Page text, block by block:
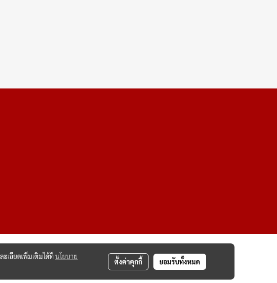
เอียดเพิ่มเติมได้ที่นโยบาย
ตั้งค่าคุกกี้ ยอมรับทั้งหมด